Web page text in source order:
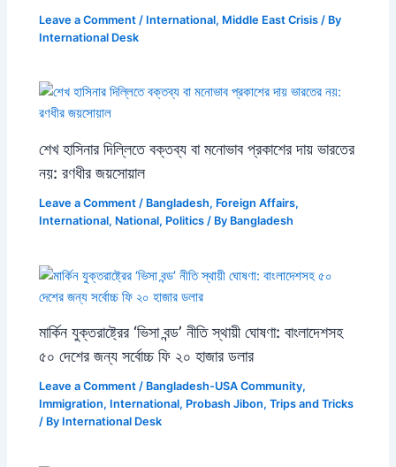
Leave a Comment / International, Middle East Crisis / By
International Desk
শেখ হাসিনার দিল্লিতে বক্তব্য বা মনোভাব প্রকাশের দায় ভারতের
নয়: রণধীর জয়সোয়াল
Leave a Comment / Bangladesh, Foreign Affairs,
International, National, Politics / By Bangladesh
মার্কিন যুক্তরাষ্ট্রের ‘ভিসা বন্ড’ নীতি স্থায়ী ঘোষণা: বাংলাদেশসহ
৫০ দেশের জন্য সর্বোচ্চ ফি ২০ হাজার ডলার
Leave a Comment / Bangladesh-USA Community,
Immigration, International, Probash Jibon,Trips and Tricks
/ By International Desk